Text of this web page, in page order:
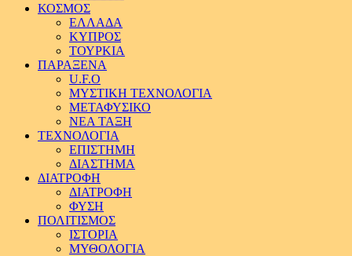
ΚΟΣΜΟΣ
ΕΛΛΑΔΑ
ΚΥΠΡΟΣ
ΤΟΥΡΚΙΑ
ΠΑΡΑΞΕΝΑ
U.F.O
ΜΥΣΤΙΚΗ ΤΕΧΝΟΛΟΓΙΑ
ΜΕΤΑΦΥΣΙΚΟ
ΝΕΑ ΤΑΞΗ
ΤΕΧΝΟΛΟΓΙΑ
ΕΠΙΣΤΗΜΗ
ΔΙΑΣΤΗΜΑ
ΔΙΑΤΡΟΦΗ
ΔΙΑΤΡΟΦΗ
ΦΥΣΗ
ΠΟΛΙΤΙΣΜΟΣ
ΙΣΤΟΡΙΑ
ΜΥΘΟΛΟΓΙΑ